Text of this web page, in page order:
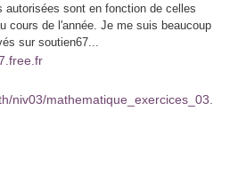
autorisées sont en fonction de celles
cours de l'année. Je me suis beaucoup
sur soutien67...
niv03/mathematique_exercices_03.